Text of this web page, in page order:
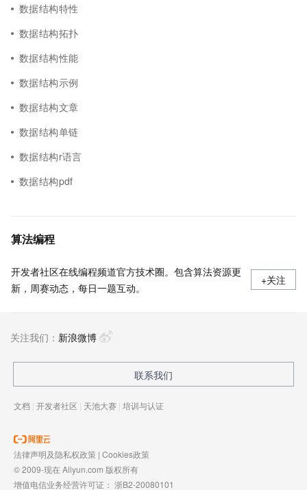
数据结构特性
数据结构拓扑
数据结构性能
数据结构示例
数据结构文章
数据结构单链
数据结构r语言
数据结构pdf
算法编程
开发者社区在线编程频道官方技术圈。包含算法资源更
新，周赛动态，每日一题互动。
+关注
关注我们： 新浪微博
联系我们
文档 | 开发者社区 | 天池大赛 | 培训与认证
法律声明及隐私权政策 | Cookies政策
© 2009-现在 Aliyun.com 版权所有
增值电信业务经营许可证： 浙B2-20080101